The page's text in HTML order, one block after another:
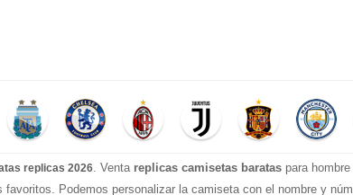
replicas 2026. Venta replicas camisetas baratas para
Podemos personalizar la camiseta con el nombre y